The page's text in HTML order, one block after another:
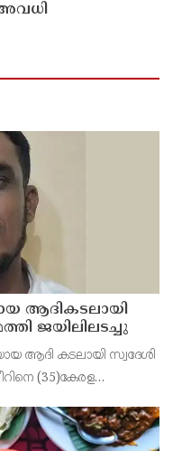
ആദികടലായി
ജയിലിലടച്ചു
ആദി കടലായി സ്വദേശി
(35)കേരള